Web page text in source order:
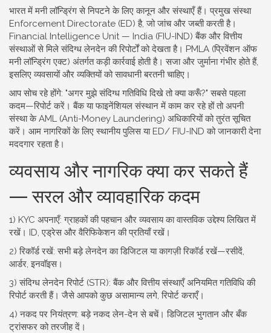
भारत में मनी लॉन्ड्रिंग से निपटने के लिए कानून और संस्थाएँ हैं। प्रमुख संस्था
Enforcement Directorate (ED) है, जो जांच और जब्ती करती है।
Financial Intelligence Unit — India (FIU-IND) बैंक और वित्तीय
संस्थाओं से मिले संदिग्ध लेनदेन की रिपोर्टों को देखता है। PMLA (प्रिवेंशन ऑफ
मनी लॉन्ड्रिंग एक्ट) अंतर्गत कड़ी कार्रवाई होती है। सजा और जुर्माना गंभीर होते हैं,
इसलिए व्यवसायों और व्यक्तियों को सावधानी बरतनी चाहिए।
आप सोच रहे होंगे: "अगर मुझे संदिग्ध गतिविधि दिखे तो क्या करूँ?" सबसे पहला
कदम—रिपोर्ट करें। बैंक या फाइनेंशियल संस्थान में काम कर रहे हों तो अपनी
संस्था के AML (Anti-Money Laundering) अधिकारियों को तुरंत सूचित
करें। आम नागरिकों के लिए स्थानीय पुलिस या ED/ FIU-IND को जानकारी देना
मददगार रहता है।
व्यवसाय और नागरिक क्या कर सकते हैं
— सरल और व्यावहारिक कदम
1) KYC अपनाएँ: ग्राहकों की पहचान और व्यवसाय का वास्तविक उद्देश्य लिखित में
रखें। ID, एड्रेस और वैरिफिकेशन की प्रतियाँ रखें।
2) रिकॉर्ड रखें: सभी बड़े लेनदेन का डिजिटल या कागज़ी रिकॉर्ड रखें—रसीदें,
आर्डर, इनवॉइस।
3) संदिग्ध लेनदेन रिपोर्ट (STR): बैंक और वित्तीय संस्थाएँ अनियमित गतिविधि की
रिपोर्ट करती हैं। जैसे आपको कुछ असामान्य लगे, रिपोर्ट कराएँ।
4) नकद पर नियंत्रण: बड़े नकद लेन-देन से बचें। डिजिटल भुगतान और बँक
ट्रांसफर को तरजीह दें।